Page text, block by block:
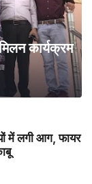
कार्यक्रम
में लगी आग, फायर